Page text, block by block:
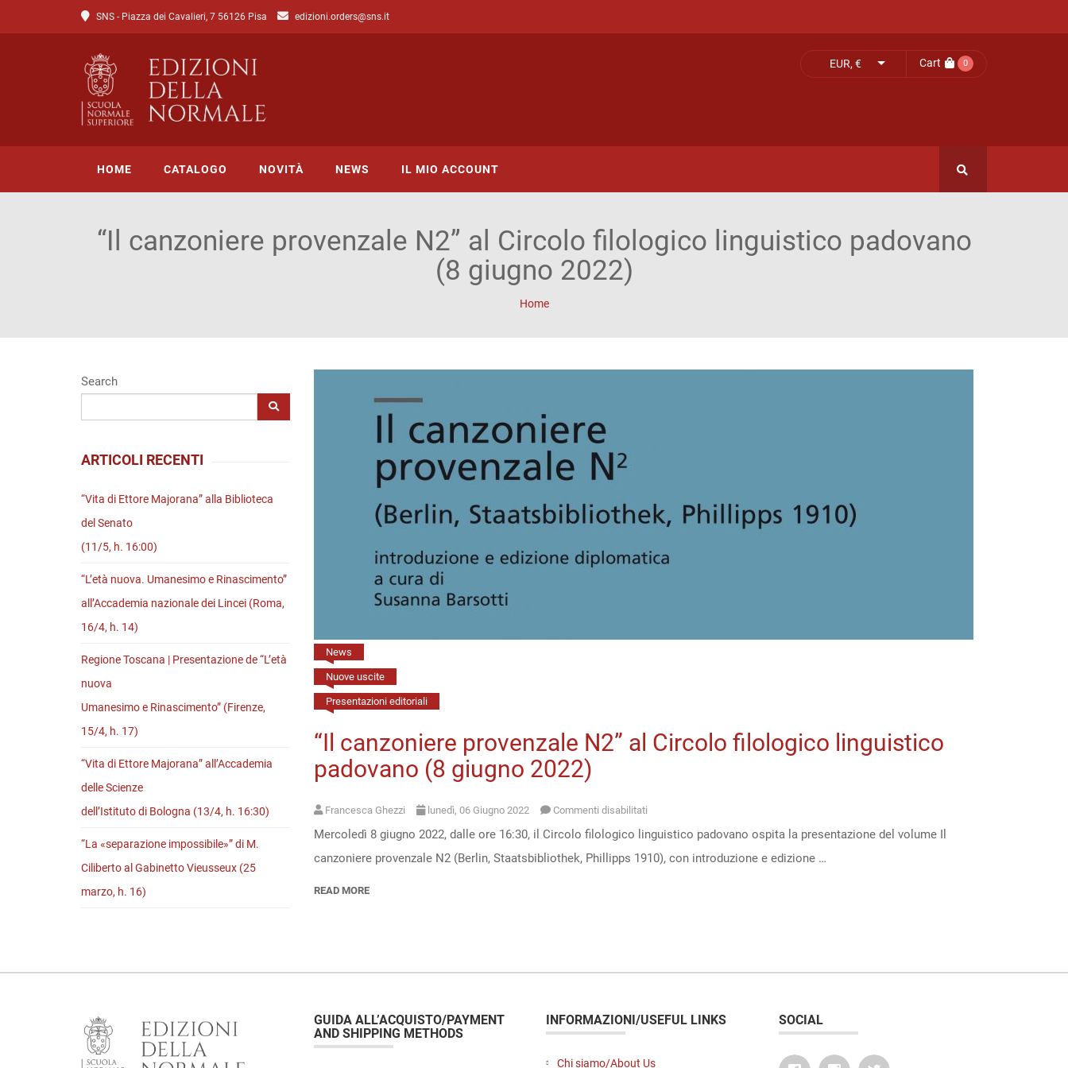
SNS - Piazza dei Cavalieri, 7 56126 Pisa edizioni.orders@sns.it
EUR, € Cart 0
HOME CATALOGO
Tutto il catalogo
Incipit
NOVITÀ NEWS IL MIO ACCOUNT
“Il canzoniere provenzale N2” al Circolo filologico linguistico padovano
(8 giugno 2022)
Home
News
Nuove uscite
Presentazioni editoriali
“Il canzoniere provenzale N2” al Circolo filologico linguistico
padovano (8 giugno 2022)
Francesca Ghezzi lunedì, 06 Giugno 2022 Commenti disabilitati
“Il
canzoniere
filologico
padovano
Mercoledì 8 giugno 2022, dalle ore 16:30, il Circolo filologico linguistico padovano ospita la presentazione del volume Il
canzoniere provenzale N2 (Berlin, Staatsbibliothek, Phillipps 1910), con introduzione e edizione …
READ MORE
Search
ARTICOLI RECENTI
“Vita di Ettore Majorana” alla Biblioteca
del Senato
(11/5, h. 16:00)
“L’età nuova. Umanesimo e Rinascimento”
all’Accademia nazionale dei Lincei (Roma,
16/4, h. 14)
Regione Toscana | Presentazione de “L’età
nuova
Umanesimo e Rinascimento” (Firenze,
15/4, h. 17)
“Vita di Ettore Majorana” all’Accademia
delle Scienze
dell’Istituto di Bologna (13/4, h. 16:30)
“La «separazione impossibile»” di M.
Ciliberto al Gabinetto Vieusseux (25
marzo, h. 16)
GUIDA ALL’ACQUISTO/PAYMENT
AND SHIPPING METHODS
INFORMAZIONI/USEFUL LINKS
Chi siamo/About Us
SOCIAL